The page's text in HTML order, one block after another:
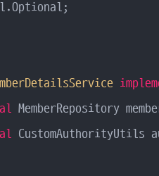
MemberRepository
CustomAuthorityUtils